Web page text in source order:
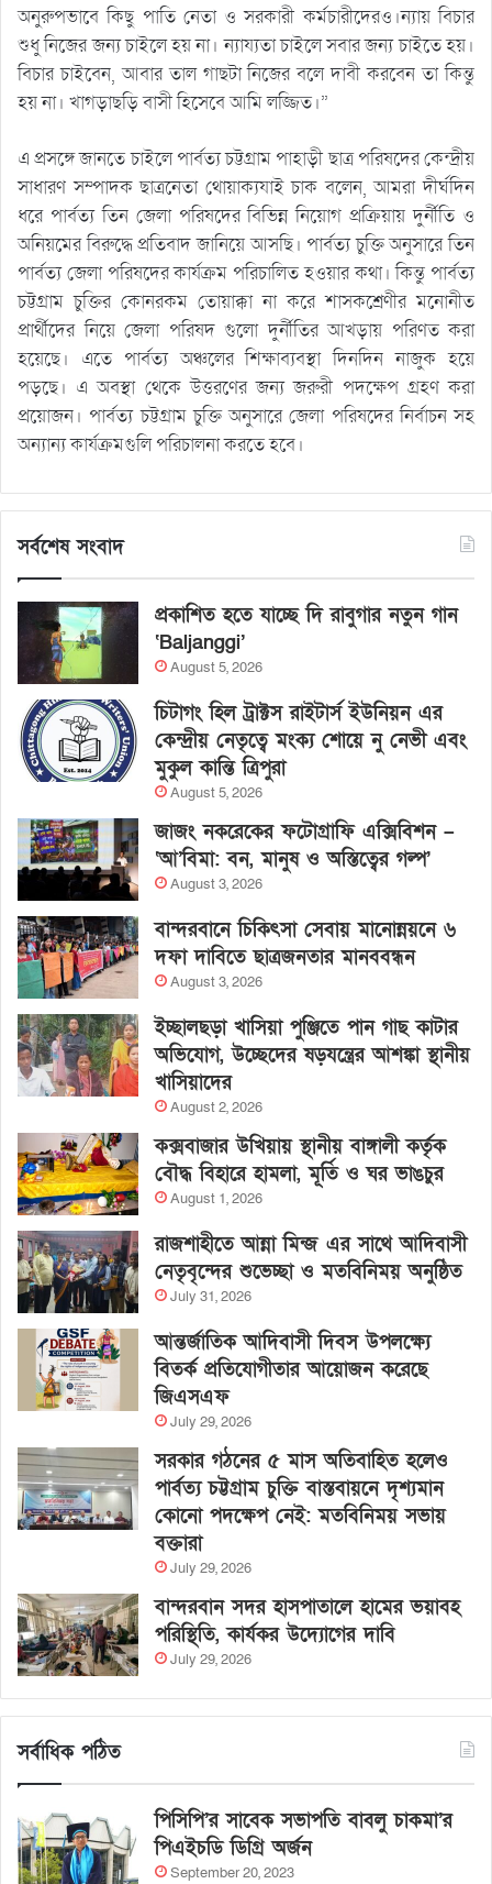
অনুরুপভাবে কিছু পাতি নেতা ও সরকারী কর্মচারীদেরও।ন্যায় বিচার
শুধু নিজের জন্য চাইলে হয় না। ন্যায্যতা চাইলে সবার জন্য চাইতে হয়।
বিচার চাইবেন, আবার তাল গাছটা নিজের বলে দাবী করবেন তা কিন্তু
হয় না। খাগড়াছড়ি বাসী হিসেবে আমি লজ্জিত।”
এ প্রসঙ্গে জানতে চাইলে পার্বত্য চট্টগ্রাম পাহাড়ী ছাত্র পরিষদের কেন্দ্রীয়
সাধারণ সম্পাদক ছাত্রনেতা থোয়াক্যযাই চাক বলেন, আমরা দীর্ঘদিন
ধরে পার্বত্য তিন জেলা পরিষদের বিভিন্ন নিয়োগ প্রক্রিয়ায় দুর্নীতি ও
অনিয়মের বিরুদ্ধে প্রতিবাদ জানিয়ে আসছি। পার্বত্য চুক্তি অনুসারে তিন
পার্বত্য জেলা পরিষদের কার্যক্রম পরিচালিত হওয়ার কথা। কিন্তু পার্বত্য
চট্টগ্রাম চুক্তির কোনরকম তোয়াক্কা না করে শাসকশ্রেণীর মনোনীত
প্রার্থীদের নিয়ে জেলা পরিষদ গুলো দুর্নীতির আখড়ায় পরিণত করা
হয়েছে। এতে পার্বত্য অঞ্চলের শিক্ষাব্যবস্থা দিনদিন নাজুক হয়ে
পড়ছে। এ অবস্থা থেকে উত্তরণের জন্য জরুরী পদক্ষেপ গ্রহণ করা
প্রয়োজন। পার্বত্য চট্টগ্রাম চুক্তি অনুসারে জেলা পরিষদের নির্বাচন সহ
অন্যান্য কার্যক্রমগুলি পরিচালনা করতে হবে।
সর্বশেষ সংবাদ
প্রকাশিত হতে যাচ্ছে দি রাবুগার নতুন গান
‘Baljanggi’
August 5, 2026
চিটাগং হিল ট্রাক্টস রাইটার্স ইউনিয়ন এর
কেন্দ্রীয় নেতৃত্বে মংক্য শোয়ে নু নেভী এবং
মুকুল কান্তি ত্রিপুরা
August 5, 2026
জাজং নকরেকের ফটোগ্রাফি এক্সিবিশন –
‘আ’বিমা: বন, মানুষ ও অস্তিত্বের গল্প’
August 3, 2026
বান্দরবানে চিকিৎসা সেবায় মানোন্নয়নে ৬
দফা দাবিতে ছাত্রজনতার মানববন্ধন
August 3, 2026
ইচ্ছালছড়া খাসিয়া পুঞ্জিতে পান গাছ কাটার
অভিযোগ, উচ্ছেদের ষড়যন্ত্রের আশঙ্কা স্থানীয়
খাসিয়াদের
August 2, 2026
কক্সবাজার উখিয়ায় স্থানীয় বাঙ্গালী কর্তৃক
বৌদ্ধ বিহারে হামলা, মূর্তি ও ঘর ভাঙচুর
August 1, 2026
রাজশাহীতে আন্না মিন্জ এর সাথে আদিবাসী
নেতৃবৃন্দের শুভেচ্ছা ও মতবিনিময় অনুষ্ঠিত
July 31, 2026
আন্তর্জাতিক আদিবাসী দিবস উপলক্ষ্যে
বিতর্ক প্রতিযোগীতার আয়োজন করেছে
জিএসএফ
July 29, 2026
সরকার গঠনের ৫ মাস অতিবাহিত হলেও
পার্বত্য চট্টগ্রাম চুক্তি বাস্তবায়নে দৃশ্যমান
কোনো পদক্ষেপ নেই: মতবিনিময় সভায়
বক্তারা
July 29, 2026
বান্দরবান সদর হাসপাতালে হামের ভয়াবহ
পরিস্থিতি, কার্যকর উদ্যোগের দাবি
July 29, 2026
সর্বাধিক পঠিত
পিসিপি’র সাবেক সভাপতি বাবলু চাকমা’র
পিএইচডি ডিগ্রি অর্জন
September 20, 2023